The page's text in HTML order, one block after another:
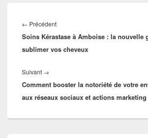
de
l’article
← PrécédentArticle
précédent :
Soins Kérastase à Amboise : la nouvelle
sublimer vos cheveux
Suivant →
suivant :
Comment booster la notoriété de votre
aux réseaux sociaux et actions marketing